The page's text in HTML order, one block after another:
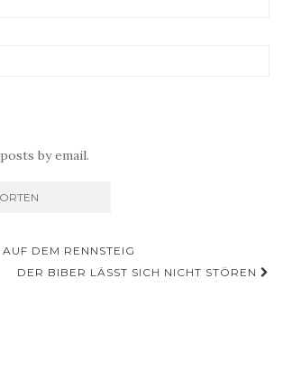
by email.
AUF DEM RENNSTEIG
DER BIBER LÄSST SICH NICHT STÖREN